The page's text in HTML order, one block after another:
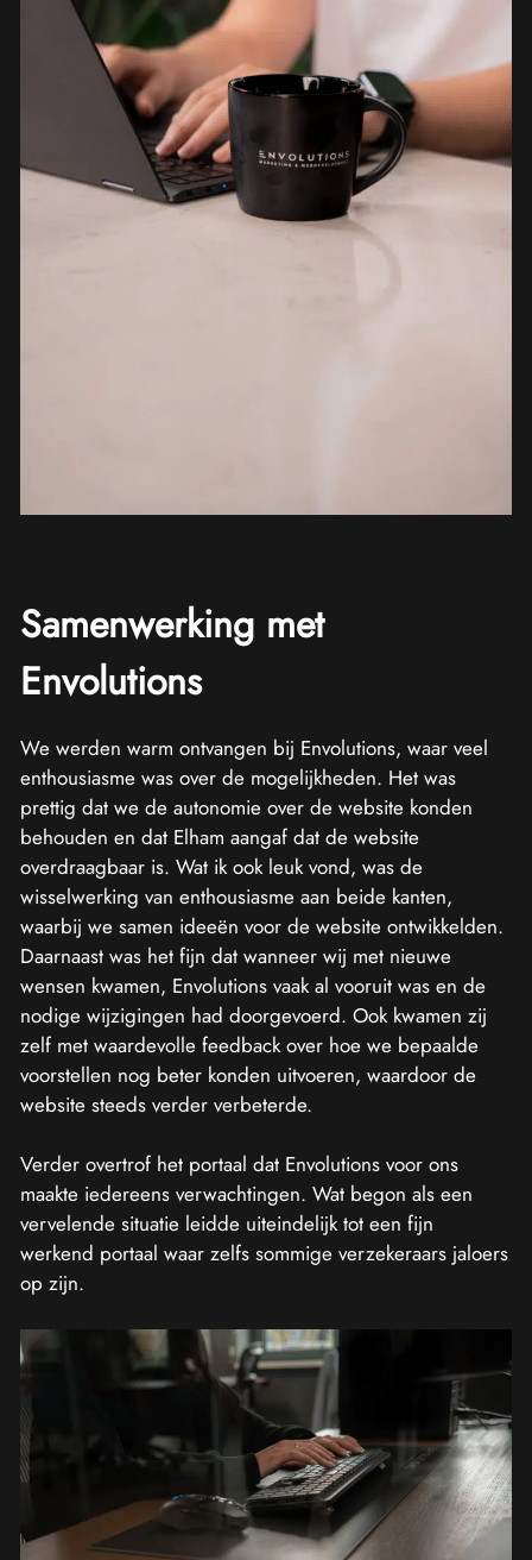
Samenwerking met
Envolutions
We werden warm ontvangen bij Envolutions, waar veel
enthousiasme was over de mogelijkheden. Het was
prettig dat we de autonomie over de website konden
behouden en dat Elham aangaf dat de website
overdraagbaar is. Wat ik ook leuk vond, was de
wisselwerking van enthousiasme aan beide kanten,
waarbij we samen ideeën voor de website ontwikkelden.
Daarnaast was het fijn dat wanneer wij met nieuwe
wensen kwamen, Envolutions vaak al vooruit was en de
nodige wijzigingen had doorgevoerd. Ook kwamen zij
zelf met waardevolle feedback over hoe we bepaalde
voorstellen nog beter konden uitvoeren, waardoor de
website steeds verder verbeterde.
Verder overtrof het portaal dat Envolutions voor ons
maakte iedereens verwachtingen. Wat begon als een
vervelende situatie leidde uiteindelijk tot een fijn
werkend portaal waar zelfs sommige verzekeraars jaloers
op zijn.